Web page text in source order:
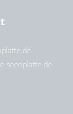
seenplatte.de